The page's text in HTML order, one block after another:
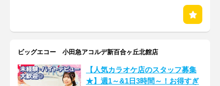
ビッグエコー 小田急アコルデ新百合ヶ丘北館店
【人気カラオケ店のスタッフ募集
★】週1～&1日3時間～！お得すぎ